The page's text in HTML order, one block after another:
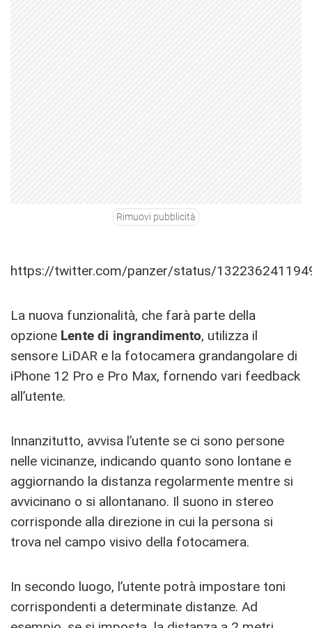
Rimuovi pubblicità
https://twitter.com/panzer/status/
La nuova funzionalità, che farà parte della
opzione Lente di ingrandimento, utilizza il
sensore LiDAR e la fotocamera grandangolare di
iPhone 12 Pro e Pro Max, fornendo vari feedback
all’utente.
Innanzitutto, avvisa l’utente se ci sono persone
nelle vicinanze, indicando quanto sono lontane e
aggiornando la distanza regolarmente mentre si
avvicinano o si allontanano. Il suono in stereo
corrisponde alla direzione in cui la persona si
trova nel campo visivo della fotocamera.
In secondo luogo, l’utente potrà impostare toni
corrispondenti a determinate distanze. Ad